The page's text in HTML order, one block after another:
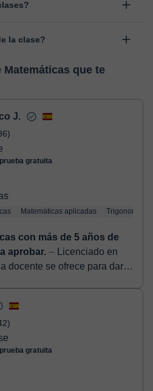
Puedes hacerlo desde tu área
con muchas
a tiempo real. En el siguiente
del aula y conocerla: Ver aula
la clase?
mediante tarjeta de débito o
clase, recibirás un e-mail de
que te
J.
gratuita
Matemáticas aplicadas Trigonometría
con más de 5 años de
aprobar. ⏤ Licenciado en
docente se ofrece para dar
gratuita